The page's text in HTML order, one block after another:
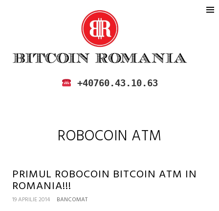
BITCOIN ROMANIA
CUMPARA SI VINDE BITCOIN IN
+40760.43.10.63
ROBOCOIN ATM
PRIMUL ROBOCOIN BITCOIN ATM IN
ROMANIA!!!
19 APRILIE 2014 BANCOMAT